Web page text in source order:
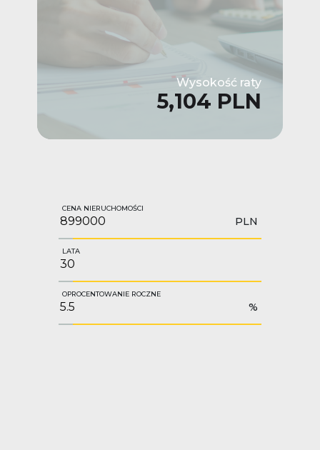
Wysokość raty
5,104 PLN
CENA NIERUCHOMOŚCI
PLN
LATA
OPROCENTOWANIE ROCZNE
%